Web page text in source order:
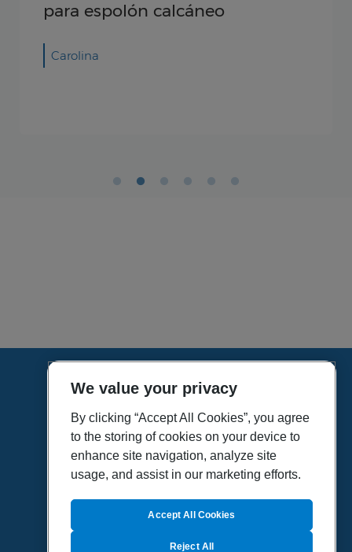
cómo preparar un programa de
HOME
VÍDEOS
POLÍTICA DE PRIVACIDAD
POLÍTICA DE COOKIES
MAPA DEL SITIO
QUIENES SOMOS
We value your privacy
By clicking “Accept All Cookies”, you agree
to the storing of cookies on your device to
enhance site navigation, analyze site
usage, and assist in our marketing efforts.
Reject All
Accept All Cookies